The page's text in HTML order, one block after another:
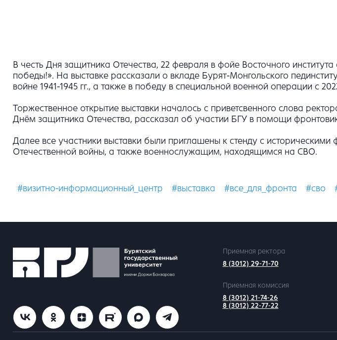
В честь Дня защитника Отечества, 22 февраля в фойе Восточного
победы!». На выставке рассказали о вкладе Бурят-Монгольского
войне 1941-1945 гг., а также в победу в специальной военной операции с
Торжественное открытие выставки началось с приветсвенного слова
Днём защитника Отечества, рассказал об участии БГУ в помощи
Далее все участники выставки были приглашены к стенду с
Отечественной войны, а также военнослужащим, находящимся на СВО.
#визитно-информационный_центр #выставка #все_для_фронта #сво
Приемная ректора
8 (3012) 29-71-70
Приемная комиссия
8 (3012) 21-74-26
8 (3012) 22-77-22